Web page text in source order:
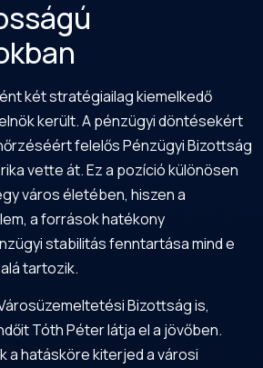
két stratégiailag kiemelkedő
került. A pénzügyi döntésekért
felelős Pénzügyi Bizottság
vette át. Ez a pozíció különösen
város életében, hiszen a
a források hatékony
stabilitás fenntartása mind e
tartozik.
Bizottság is,
Tóth Péter látja el a jövőben.
a hatásköre kiterjed a városi